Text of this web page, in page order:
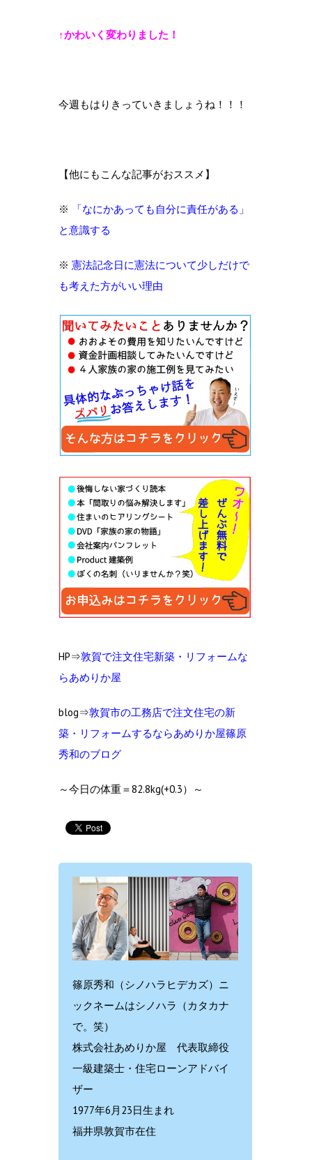
↑かわいく変わりました！
今週もはりきっていきましょうね！！！
【他にもこんな記事がおススメ】
※
「なにかあっても自分に責任がある」
と意識する
※ 憲法記念日に憲法について少しだけで
も考えた方がいい理由
HP⇒敦賀で注文住宅新築・リフォームな
らあめりか屋
blog⇒敦賀市の工務店で注文住宅の新
築・リフォームするならあめりか屋篠原
秀和のブログ
～今日の体重＝82.8kg(+0.3）～
篠原秀和（シノハラヒデカズ）ニ
ックネームはシノハラ（カタカナ
で。笑）
株式会社あめりか屋 代表取締役
一級建築士・住宅ローンアドバイ
ザー
1977年6月23日生まれ
福井県敦賀市在住